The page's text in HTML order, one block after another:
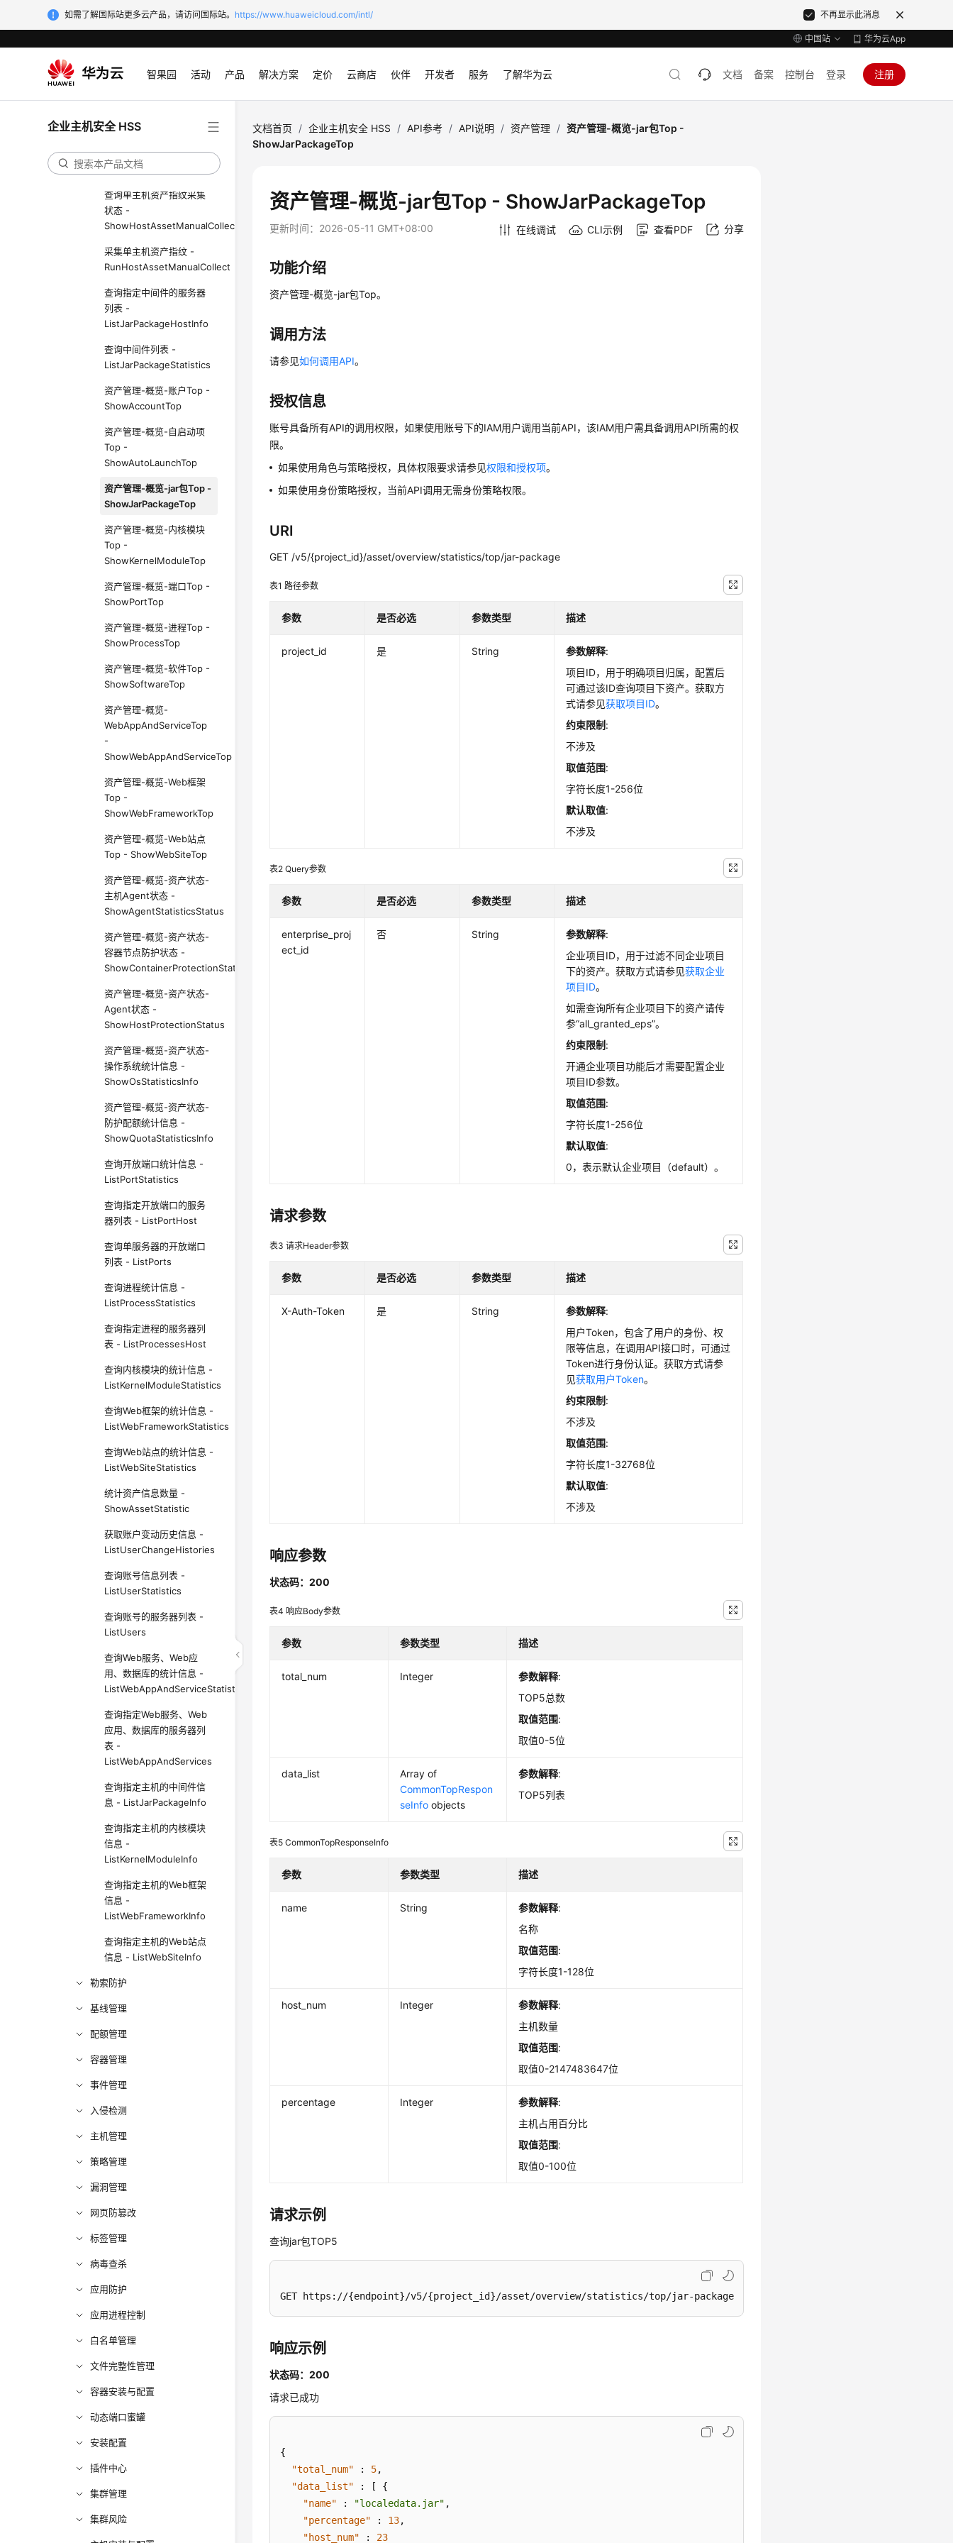
如需了解国际站更多云产品，请访问国际站。 https://www.huaweicloud.com/intl/ 不再显示此消息
中国站 华为云App
智果园 活动 产品 解决方案 定价 云商店 伙伴 开发者 服务 了解华为云 文档 备案 控制台 登录 注册
企业主机安全 HSS
查询指定Web框架的服务
器列表 -
ListWebSiteHostInfo
查询单主机资产指纹采集
状态 -
ShowHostAssetManualCollectStatus
采集单主机资产指纹 -
RunHostAssetManualCollect
查询指定中间件的服务器
列表 -
ListJarPackageHostInfo
查询中间件列表 -
ListJarPackageStatistics
资产管理-概览-账户Top -
ShowAccountTop
资产管理-概览-自启动项
Top -
ShowAutoLaunchTop
资产管理-概览-jar包Top -
ShowJarPackageTop
资产管理-概览-内核模块
Top -
ShowKernelModuleTop
资产管理-概览-端口Top -
ShowPortTop
资产管理-概览-进程Top -
ShowProcessTop
资产管理-概览-软件Top -
ShowSoftwareTop
资产管理-概览-
WebAppAndServiceTop
-
ShowWebAppAndServiceTop
资产管理-概览-Web框架
Top -
ShowWebFrameworkTop
资产管理-概览-Web站点
Top - ShowWebSiteTop
资产管理-概览-资产状态-
主机Agent状态 -
ShowAgentStatisticsStatus
资产管理-概览-资产状态-
容器节点防护状态 -
ShowContainerProtectionStatus
资产管理-概览-资产状态-
Agent状态 -
ShowHostProtectionStatus
资产管理-概览-资产状态-
操作系统统计信息 -
ShowOsStatisticsInfo
资产管理-概览-资产状态-
防护配额统计信息 -
ShowQuotaStatisticsInfo
查询开放端口统计信息 -
ListPortStatistics
查询指定开放端口的服务
器列表 - ListPortHost
查询单服务器的开放端口
列表 - ListPorts
查询进程统计信息 -
ListProcessStatistics
查询指定进程的服务器列
表 - ListProcessesHost
查询内核模块的统计信息 -
ListKernelModuleStatistics
查询Web框架的统计信息 -
ListWebFrameworkStatistics
查询Web站点的统计信息 -
ListWebSiteStatistics
统计资产信息数量 -
ShowAssetStatistic
获取账户变动历史信息 -
ListUserChangeHistories
查询账号信息列表 -
ListUserStatistics
查询账号的服务器列表 -
ListUsers
查询Web服务、Web应
用、数据库的统计信息 -
ListWebAppAndServiceStatistics
查询指定Web服务、Web
应用、数据库的服务器列
表 -
ListWebAppAndServices
查询指定主机的中间件信
息 - ListJarPackageInfo
查询指定主机的内核模块
信息 -
ListKernelModuleInfo
查询指定主机的Web框架
信息 -
ListWebFrameworkInfo
查询指定主机的Web站点
信息 - ListWebSiteInfo
勒索防护
基线管理
配额管理
容器管理
事件管理
入侵检测
主机管理
策略管理
漏洞管理
网页防篡改
标签管理
病毒查杀
应用防护
应用进程控制
白名单管理
文件完整性管理
容器安装与配置
动态端口蜜罐
安装配置
插件中心
集群管理
集群风险
文档首页 / 企业主机安全 HSS / API参考 / API说明 / 资产管理 / 资产管理-概览-jar包Top -
ShowJarPackageTop
资产管理-概览-jar包Top - ShowJarPackageTop
更新时间： 2026-05-11 GMT+08:00 在线调试 CLI示例 查看PDF 分享
功能介绍
资产管理-概览-jar包Top。
调用方法
请参见如何调用API。
授权信息
账号具备所有API的调用权限，如果使用账号下的IAM用户调用当前API，该IAM用户需具备调用API所需的权
限。
如果使用角色与策略授权，具体权限要求请参见权限和授权项。
如果使用身份策略授权，当前API调用无需身份策略权限。
URI
GET /v5/{project_id}/asset/overview/statistics/top/jar-package
表1路径参数
参数 是否必选 参数类型 描述
project_id 是 String 参数解释:
项目ID，用于明确项目归属，配置后
可通过该ID查询项目下资产。获取方
式请参见获取项目ID。
约束限制 :
不涉及
取值范围:
字符长度1-256位
默认取值:
不涉及
表2Query参数
参数 是否必选 参数类型 描述
enterprise_proj
ect_id
否 String 参数解释:
企业项目ID，用于过滤不同企业项目
下的资产。获取方式请参见获取企业
项目ID。
如需查询所有企业项目下的资产请传
参“all_granted_eps”。
约束限制 :
开通企业项目功能后才需要配置企业
项目ID参数。
取值范围:
字符长度1-256位
默认取值:
0，表示默认企业项目（default）。
请求参数
表3请求Header参数
参数 是否必选 参数类型 描述
X-Auth-Token 是 String 参数解释:
用户Token，包含了用户的身份、权
限等信息，在调用API接口时，可通过
Token进行身份认证。获取方式请参
见获取用户Token。
约束限制 :
不涉及
取值范围:
字符长度1-32768位
默认取值:
不涉及
响应参数
状态码：200
表4响应Body参数
参数 参数类型 描述
total_num Integer 参数解释:
TOP5总数
取值范围:
取值0-5位
data_list
Array of
CommonTopRespon
seInfo objects
参数解释:
TOP5列表
表5CommonTopResponseInfo
参数 参数类型 描述
name String 参数解释:
名称
取值范围:
字符长度1-128位
host_num Integer 参数解释:
主机数量
取值范围:
取值0-2147483647位
percentage Integer 参数解释:
主机占用百分比
取值范围:
取值0-100位
请求示例
查询jar包TOP5
GET https://{endpoint}/v5/{project_id}/asset/overview/statistics/top/jar-package
响应示例
状态码：200
请求已成功
{
"total_num"
: 5,
"data_list"
: [
{
"name"
: "localedata.jar" ,
"percentage"
: 13,
"host_num"
: 23